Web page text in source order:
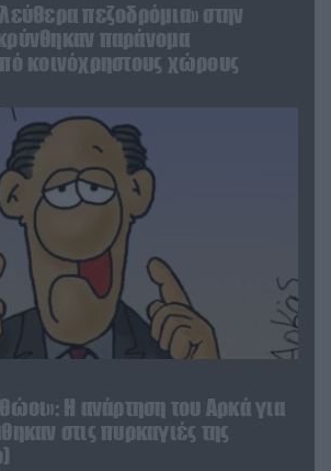
πεζοδρόμια» στην
παράνομα
κοινόχρηστους χώρους
Η ανάρτηση του Αρκά για
στις πυρκαγιές της